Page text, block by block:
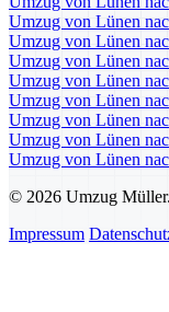
Umzug von Lünen
Umzug von Lünen
Umzug von Lünen
Umzug von Lünen
Umzug von Lünen
Umzug von Lünen
Umzug von Lünen
Umzug von Lünen
© 2026 Umzug
Impressum